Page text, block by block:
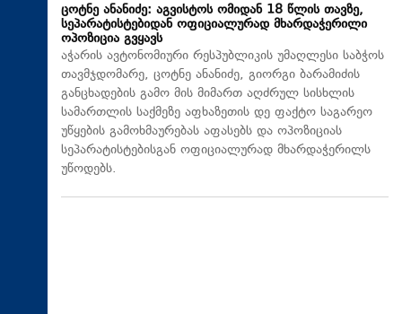
ცოტნე ანანიძე: აგვისტოს ომიდან 18 წლის თავზე,
სეპარატისტებიდან ოფიციალურად მხარდაჭერილი
ოპოზიცია გვყავს
აჭარის ავტონომიური რესპუბლიკის უმაღლესი საბჭოს
თავმჯდომარე, ცოტნე ანანიძე, გიორგი ბარამიძის
განცხადების გამო მის მიმართ აღძრულ სისხლის
სამართლის საქმეზე აფხაზეთის დე ფაქტო საგარეო
უწყების გამოხმაურებას აფასებს და ოპოზიციას
სეპარატისტებისგან ოფიციალურად მხარდაჭერილს
უწოდებს.